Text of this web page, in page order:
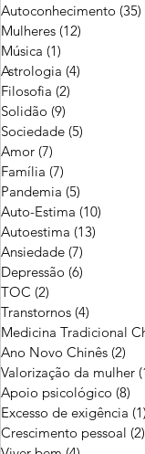
Autoconhecimento (35)
Mulheres (12)
Música (1)
Astrologia (4)
Filosofia (2)
Solidão (9)
Sociedade (5)
Amor (7)
Família (7)
Pandemia (5)
Auto-Estima (10)
Autoestima (13)
Ansiedade (7)
Depressão (6)
TOC (2)
Transtornos (4)
Medicina Tradicional
Ano Novo Chinês (2)
Valorização da mulher
Apoio psicológico (8)
Excesso de exigência
Crescimento pessoal (2)